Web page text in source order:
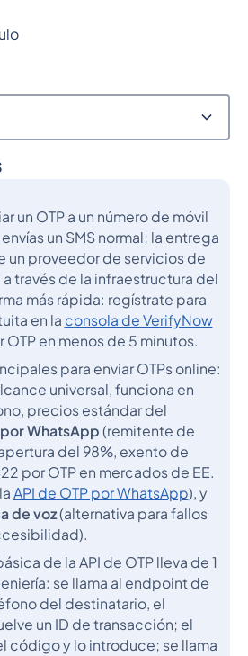
un OTP a un número de móvil
un SMS normal; la entrega
un proveedor de servicios de
a través de la infraestructura del
más rápida: regístrate para
en la consola de VerifyNow
OTP en menos de 5 minutos.
para enviar OTPs online:
universal, funciona en
precios estándar del
por WhatsApp (remitente de
del 98%, exento de
por OTP en mercados de EE.
API de OTP por WhatsApp), y
de voz(alternativa para fallos
de la API de OTP lleva de 1
se llama al endpoint de
del destinatario, el
un ID de transacción; el
código y lo introduce; se llama